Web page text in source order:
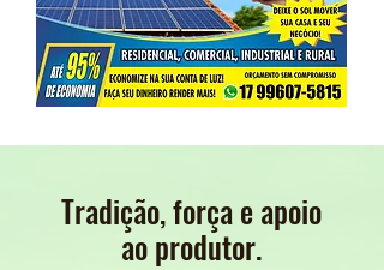
Tradição, força e apoio
ao produtor.